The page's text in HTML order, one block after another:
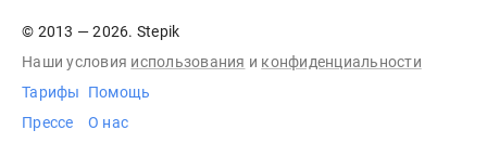
© 2013 — 2026. Stepik
Наши условия использования и конфиденциальности
Тарифы
Прессе
Помощь
О нас